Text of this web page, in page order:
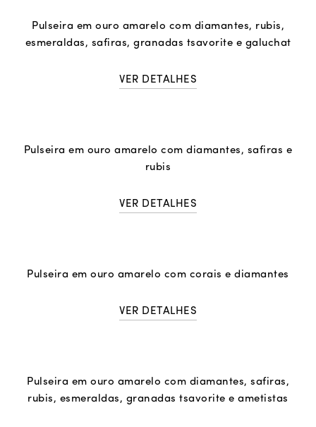
CONTACTOS
Pulseira em ouro amarelo com diamantes, rubis,
esmeraldas, safiras, granadas tsavorite e galuchat
VER DETALHES
Pulseira em ouro amarelo com diamantes, safiras e
rubis
VER DETALHES
Pulseira em ouro amarelo com corais e diamantes
VER DETALHES
Pulseira em ouro amarelo com diamantes, safiras,
rubis, esmeraldas, granadas tsavorite e ametistas